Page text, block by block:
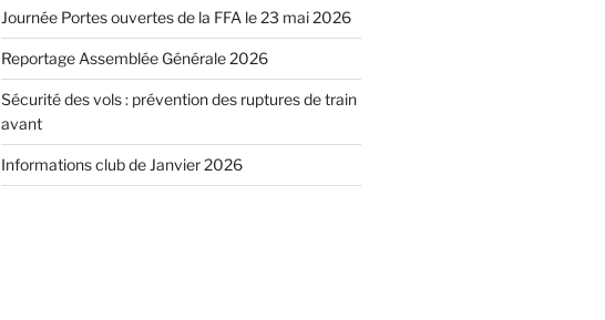
Journée Portes ouvertes de la FFA le 23 mai 2026
Reportage Assemblée Générale 2026
Sécurité des vols : prévention des ruptures de train
avant
Informations club de Janvier 2026